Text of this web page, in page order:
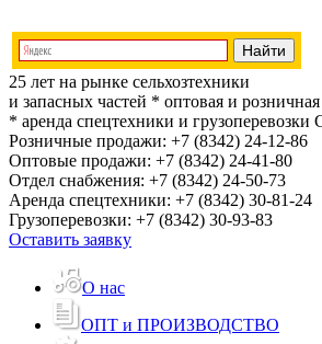
25 лет на рынке сельхозтехники
и запасных частей * оптовая и
* аренда спецтехники и грузоперевозки
Розничные продажи: +7 (8342) 24-12-86
Оптовые продажи: +7 (8342) 24-41-80
Отдел снабжения: +7 (8342) 24-50-73
Аренда спецтехники: +7 (8342) 30-81-24
Грузоперевозки: +7 (8342) 30-93-83
Оставить заявку
О нас
ОПТ и ПРОИЗВОДСТВО